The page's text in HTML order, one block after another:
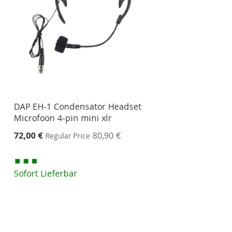
DAP EH-1 Condensator Headset
Microfoon 4-pin mini xlr
Special
72,00 € Regular Price 80,90 €
Sofort Lieferbar